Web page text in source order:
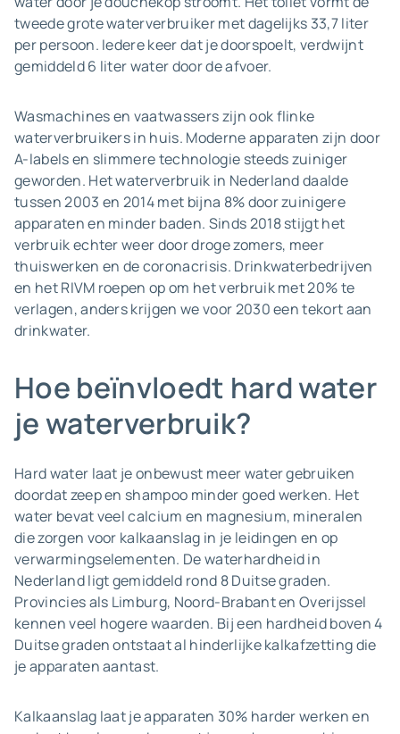
tweede grote waterverbruiker met dagelijks 33,7 liter
per persoon. Iedere keer dat je doorspoelt, verdwijnt
gemiddeld 6 liter water door de afvoer.
Wasmachines en vaatwassers zijn ook flinke
waterverbruikers in huis. Moderne apparaten zijn door
A-labels en slimmere technologie steeds zuiniger
geworden. Het waterverbruik in Nederland daalde
tussen 2003 en 2014 met bijna 8% door zuinigere
apparaten en minder baden. Sinds 2018 stijgt het
verbruik echter weer door droge zomers, meer
thuiswerken en de coronacrisis. Drinkwaterbedrijven
en het RIVM roepen op om het verbruik met 20% te
verlagen, anders krijgen we voor 2030 een tekort aan
drinkwater.
Hoe beïnvloedt hard water
je waterverbruik?
Hard water laat je onbewust meer water gebruiken
doordat zeep en shampoo minder goed werken. Het
water bevat veel calcium en magnesium, mineralen
die zorgen voor kalkaanslag in je leidingen en op
verwarmingselementen. De waterhardheid in
Nederland ligt gemiddeld rond 8 Duitse graden.
Provincies als Limburg, Noord-Brabant en Overijssel
kennen veel hogere waarden. Bij een hardheid boven 4
Duitse graden ontstaat al hinderlijke kalkafzetting die
je apparaten aantast.
Kalkaanslag laat je apparaten 30% harder werken en